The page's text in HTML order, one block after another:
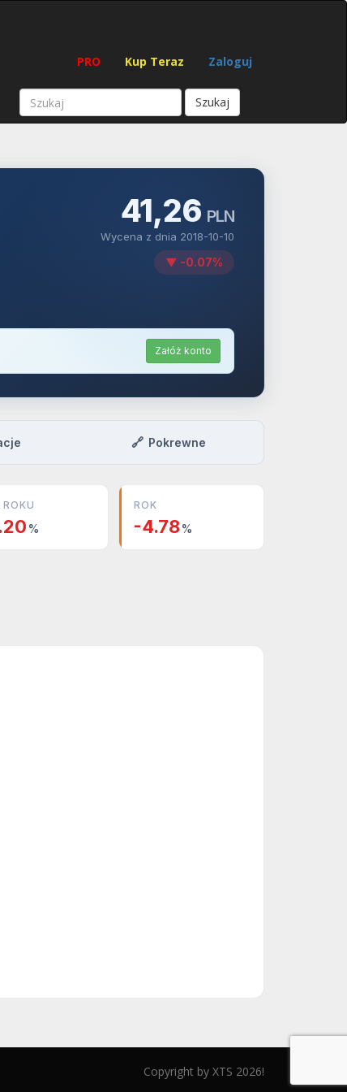
PRO Kup Teraz Zaloguj
Szukaj
41,26 PLN
Wycena z dnia 2018-10-10
▼ -0.07%
Załóż konto
🔗 Pokrewne
ROKU
%
ROK
-4.78%
Copyright by XTS 2026!